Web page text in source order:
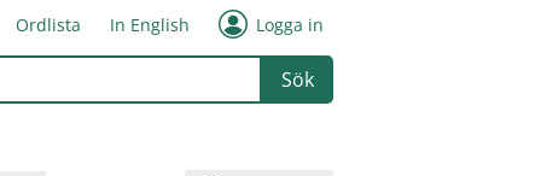
Ordlista In English Logga in